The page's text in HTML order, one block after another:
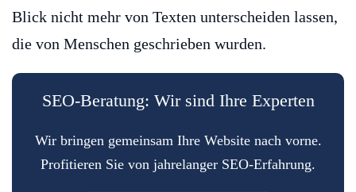
Blick nicht mehr von Texten unterscheiden lassen,
die von Menschen geschrieben wurden.
SEO-Beratung: Wir sind Ihre Experten
Wir bringen gemeinsam Ihre Website nach vorne.
Profitieren Sie von jahrelanger SEO-Erfahrung.